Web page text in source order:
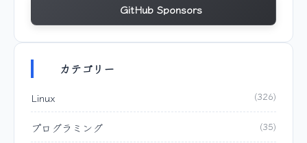
GitHub Sponsors
カテゴリー
Linux (326)
プログラミング (35)